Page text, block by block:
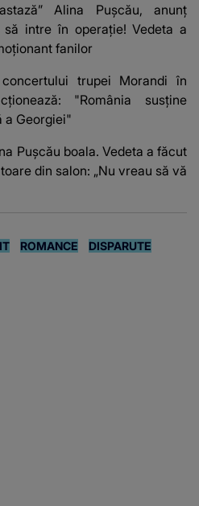
Alina Pușcău, anunț
intre în operație! Vedeta a
fanilor
trupei Morandi în
"România susține
a Georgiei"
Pușcău boala. Vedeta a făcut
din salon: „Nu vreau să vă
ROMANCE DISPARUTE